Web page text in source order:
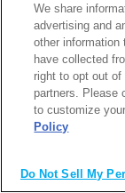
求
We share
advertising and
other
have collected
right to opt out
partners. Please
to customize
Policy
Do Not Sell My